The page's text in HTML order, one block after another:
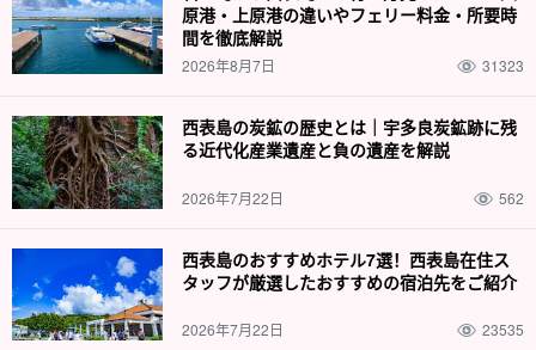
原港・上原港の違いやフェリー料金・所要時
間を徹底解説
2026年8月7日 31323
西表島の炭鉱の歴史とは｜宇多良炭鉱跡に残
る近代化産業遺産と負の遺産を解説
2026年7月22日 562
西表島のおすすめホテル7選！西表島在住ス
タッフが厳選したおすすめの宿泊先をご紹介
2026年7月22日 23535